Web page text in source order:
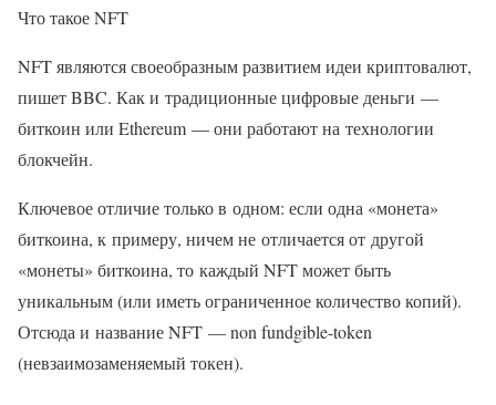
Что такое NFT
NFT являются своеобразным развитием идеи криптовалют,
пишет BBC. Как и традиционные цифровые деньги —
биткоин или Ethereum — они работают на технологии
блокчейн.
Ключевое отличие только в одном: если одна «монета»
биткоина, к примеру, ничем не отличается от другой
«монеты» биткоина, то каждый NFT может быть
уникальным (или иметь ограниченное количество копий).
Отсюда и название NFT — non fundgible-token
(невзаимозаменяемый токен).